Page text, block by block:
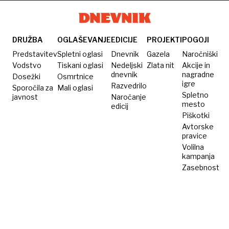
nasprotovala
bo!
spoštovala
pravila
o ESS
DRUŽBA
Predstavitev
Vodstvo
Dosežki
Sporočila za
javnost
OGLAŠEVANJE
Spletni oglasi
Tiskani oglasi
Osmrtnice
Mali oglasi
EDICIJE
Dnevnik
Nedeljski
dnevnik
Razvedrilo
Naročanje
edicij
PROJEKTI
Gazela
Zlata nit
POGOJI
Naročniški
Akcije in
nagradne
igre
Spletno
mesto
Piškotki
Avtorske
pravice
Volilna
kampanja
Zasebnost